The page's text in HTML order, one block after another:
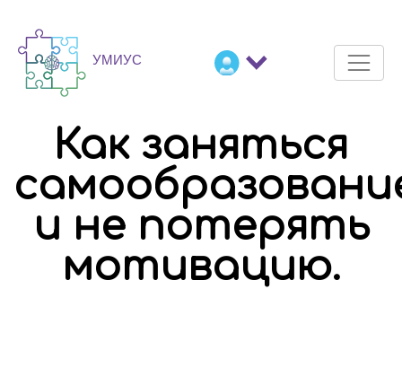
Как заняться
и не потерять
мотивацию.